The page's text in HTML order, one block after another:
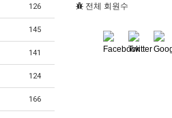
126
145
141
124
166
전체 회원수